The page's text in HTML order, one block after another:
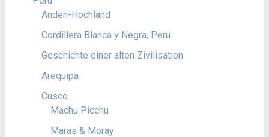
Anden-Hochland
Cordillera Blanca y Negra, Peru
Geschichte einer alten Zivilisation
Arequipa
Cusco
Machu Picchu
Maras & Moray